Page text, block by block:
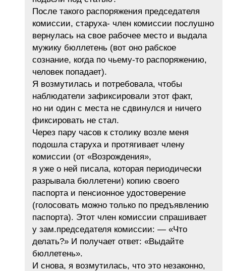
После такого распоряжения председателя
комиссии, старуха- член комиссии послушно
вернулась на свое рабочее место и выдала
мужику бюллетень (вот оно рабское
сознание, когда по чьему-то распоряжению,
человек попадает).
Я возмутилась и потребовала, чтобы
наблюдатели зафиксировали этот факт,
но ни один с места не сдвинулся и ничего
фиксировать не стал.
Через пару часов к столику возле меня
подошла старуха и протягивает члену
комиссии (от «Возрождения»,
я уже о ней писала, которая периодически
разрывала бюллетени) копию своего
паспорта и пенсионное удостоверение
(голосовать можно только по предъявлению
паспорта). Этот член комиссии спрашивает
у зам.председателя комиссии: — «Что
делать?» И получает ответ: «Выдайте
бюллетень».
И снова, я возмутилась, что это незаконно,